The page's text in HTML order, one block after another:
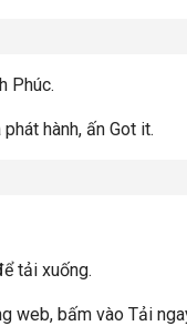
Phúc.
hành, ấn Got it.
tải xuống.
web, bấm vào Tải